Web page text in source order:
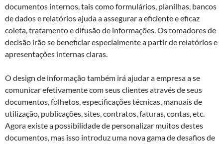
documentos internos, tais como formulários, planilhas, bancos
de dados e relatórios ajuda a assegurar a eficiente e eficaz
coleta, tratamento e difusão de informações. Os tomadores de
decisão irão se beneficiar especialmente a partir de relatórios e
apresentações internas claras.
O design de informação também irá ajudar a empresa a se
comunicar efetivamente com seus clientes através de seus
documentos, folhetos, especificações técnicas, manuais de
utilização, publicações, sites, contratos, faturas, contas, etc.
Agora existe a possibilidade de personalizar muitos destes
documentos, mas isso introduz uma nova gama de desafios de